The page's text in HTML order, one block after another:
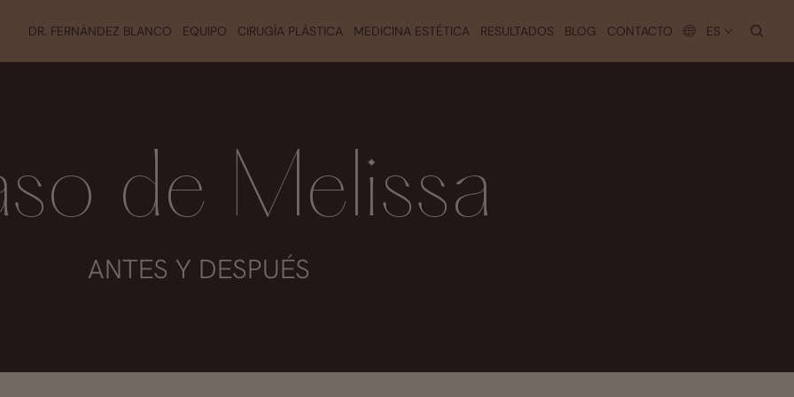
DR. FERNÁNDEZ BLANCO EQUIPO CIRUGÍA PLÁSTICA MEDICINA ESTÉTICA RESULTADOS BLOG CONTACTO ES
de Melissa
ANTES Y DESPUÉS